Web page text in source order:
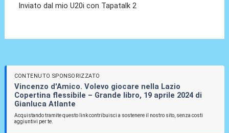
Inviato dal mio U20i con Tapatalk 2
CONTENUTO SPONSORIZZATO
Vincenzo d'Amico. Volevo giocare nella Lazio
Copertina flessibile – Grande libro, 19 aprile 2024 di
Gianluca Atlante
Acquistando tramite questo link contribuisci a sostenere il nostro sito, senza costi
aggiuntivi per te.